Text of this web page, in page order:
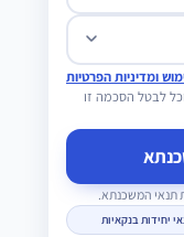
ומדיניות הפרטיות
לבטל הסכמה זו
יחידות בנקאיות